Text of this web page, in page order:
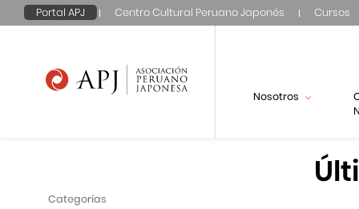
Portal APJ Centro Cultural Peruano Japonés Cursos
Nosotros
Categorías